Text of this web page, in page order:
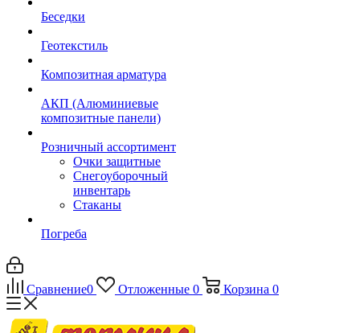
Беседки
Геотекстиль
Композитная арматура
АКП (Алюминиевые
композитные панели)
Розничный ассортимент
Очки защитные
Снегоуборочный
инвентарь
Стаканы
Погреба
Сравнение0 Отложенные 0 Корзина 0